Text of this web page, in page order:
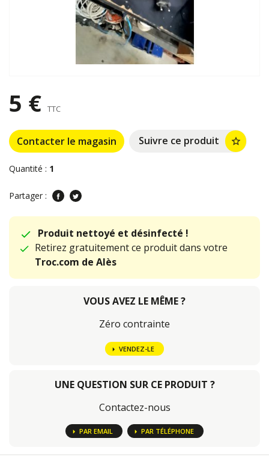
5 € TTC
Contacter le magasin Suivre ce produit star_border
Quantité : 1
Partager :
Produit nettoyé et désinfecté !
Retirez gratuitement ce produit dans votre
Troc.com de Alès
VOUS AVEZ LE MÊME ?
Zéro contrainte
VENDEZ-LE
UNE QUESTION SUR CE PRODUIT ?
Contactez-nous
PAR EMAIL PAR TÉLÉPHONE